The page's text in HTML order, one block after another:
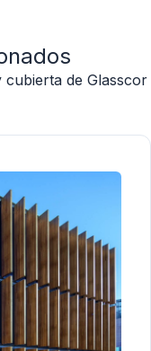
de Glasscor